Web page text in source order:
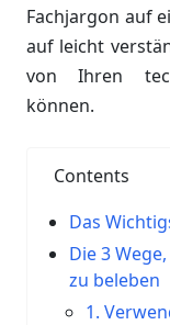
Fachjargon auf
auf leicht
von Ihren
können.
Contents
Das
Die 3
zu beleben
1.